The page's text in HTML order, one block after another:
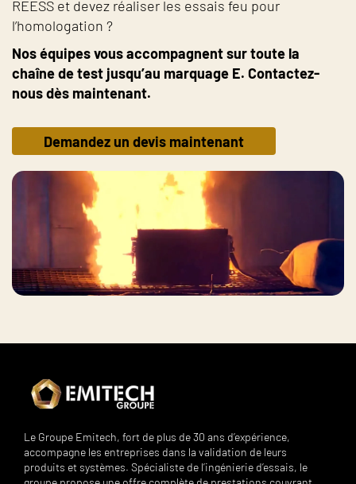
REESS et devez réaliser les essais feu pour
l’homologation ?
Nos équipes vous accompagnent sur toute la
chaîne de test jusqu’au marquage E. Contactez-
nous dès maintenant.
Demandez un devis maintenant
Le Groupe Emitech, fort de plus de 30 ans d’expérience,
accompagne les entreprises dans la validation de leurs
produits et systèmes. Spécialiste de l’ingénierie d’essais, le